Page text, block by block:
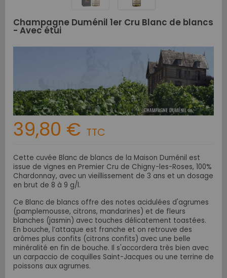
Champagne Duménil 1er Cru Blanc de blancs
- Avec étui
39,80 € TTC
Cette cuvée Blanc de blancs de la Maison Duménil est
issue de vignes en Premier Cru de Chigny-les-Roses, 100%
Chardonnay, avec un vieillissement de 3 ans et un dosage
en brut de 8 à 9 g/l.
Ce Blanc de blancs offre des notes acidulées d'agrumes
(pamplemousse, citrons, mandarines) et de fleurs
blanches (jasmin) avec touches délicatement toastées.
En bouche, l’attaque est franche et on retrouve des
arômes plus confits (citrons confits) avec une belle
minéralité en fin de bouche. Il s'accordera très bien avec
un carpaccio de coquilles Saint-Jacques ou une terrine de
poissons aux agrumes.